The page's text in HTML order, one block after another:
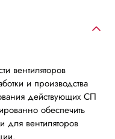
вентиляторов
и производства
действующих СП
обеспечить
для вентиляторов